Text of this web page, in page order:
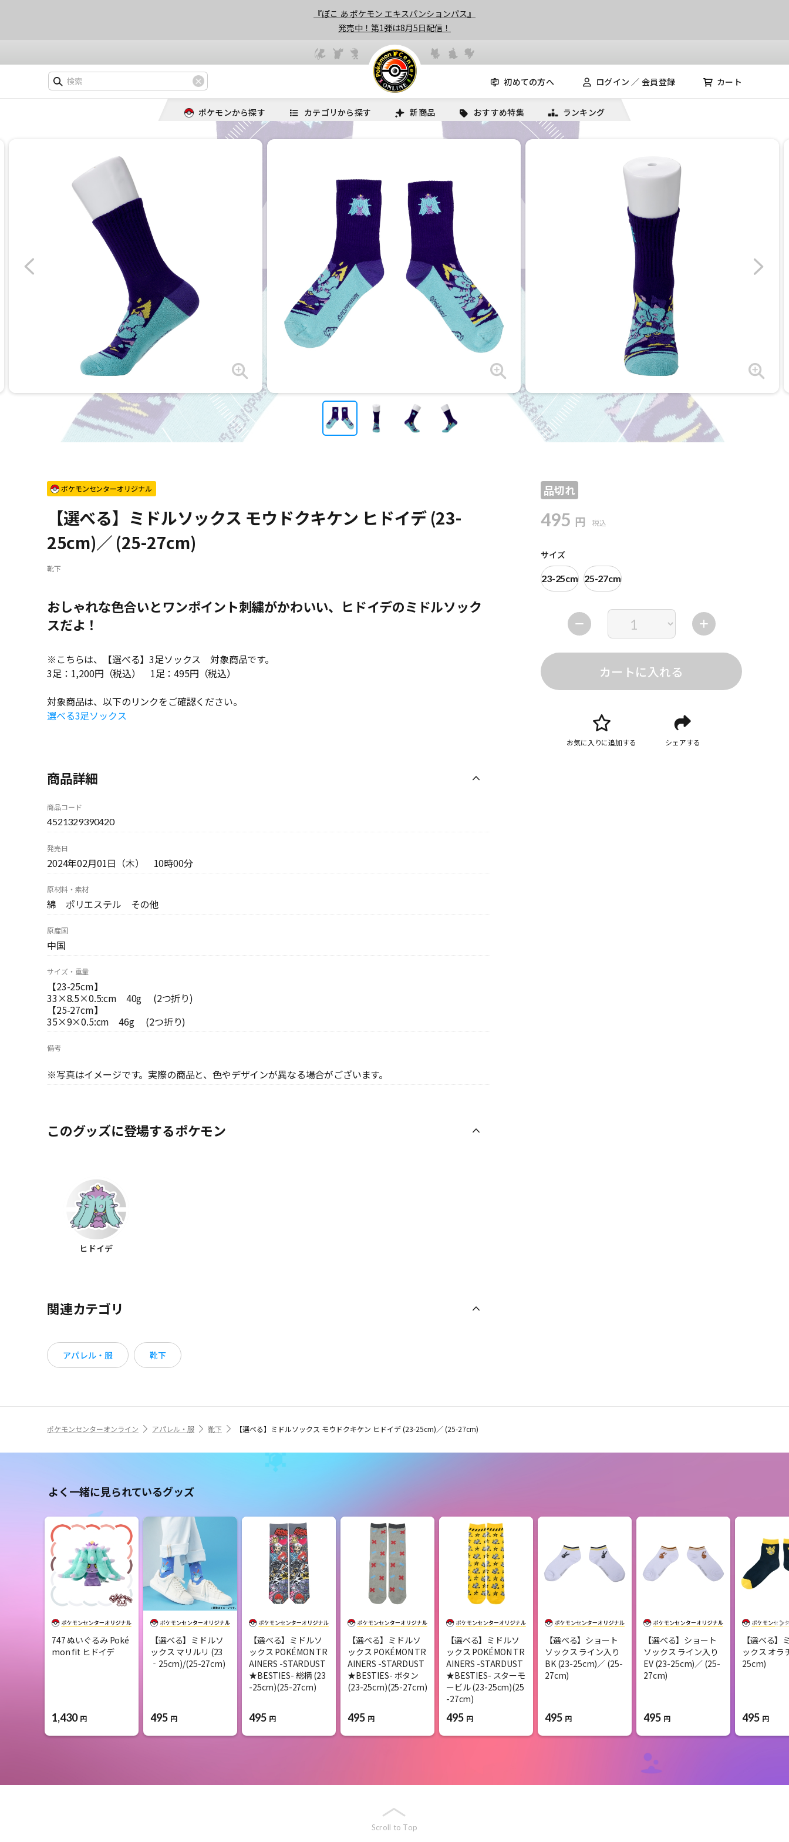
『ぽこ あ ポケモン エキスパンションパス』
発売中！第1弾は8月5日配信！
初めての方へ ログイン ／ 会員登録 カート
ポケモンから探す カテゴリから探す 新商品 おすすめ特集 ランキング
ポケモンセンターオリジナル
【選べる】ミドルソックス モウドクキケン ヒドイデ (23-
25cm)／ (25-27cm)
靴下
品切れ
495 円 税込
サイズ
23-25cm 25-27cm
カートに入れる
お気に入りに追加する シェアする
おしゃれな色合いとワンポイント刺繍がかわいい、ヒドイデのミドルソック
スだよ！
※こちらは、【選べる】3足ソックス 対象商品です。
3足：1,200円（税込） 1足：495円（税込）
対象商品は、以下のリンクをご確認ください。
選べる3足ソックス
商品詳細
商品コード
4521329390420
発売日
2024年02月01日（木） 10時00分
原材料・素材
綿 ポリエステル その他
原産国
中国
サイズ・重量
【23-25cm】
33×8.5×0.5:cm 40g (2つ折り)
【25-27cm】
35×9×0.5:cm 46g (2つ折り)
備考
※写真はイメージです。実際の商品と、色やデザインが異なる場合がございます。
このグッズに登場するポケモン
ヒドイデ
関連カテゴリ
アパレル・服 靴下
ポケモンセンターオンライン アパレル・服 靴下 【選べる】ミドルソックス モウドクキケン ヒドイデ (23-25cm)／ (25-27cm)
よく一緒に見られているグッズ
747 ぬいぐるみ Poké
mon fit ヒドイデ
1,430 円
【選べる】ミドルソ
ックス マリルリ (23
‐25cm)/(25-27cm)
495 円
【選べる】ミドルソ
ックス POKÉMON TR
AINERS -STARDUST
★BESTIES- 総柄 (23
-25cm)(25-27cm)
495 円
【選べる】ミドルソ
ックス POKÉMON TR
AINERS -STARDUST
★BESTIES- ボタン
(23-25cm)(25-27cm)
495 円
【選べる】ミドルソ
ックス POKÉMON TR
AINERS -STARDUST
★BESTIES- スターモ
ービル (23-25cm)(25
-27cm)
495 円
【選べる】ショート
ソックス ライン入り
BK (23-25cm)／ (25-
27cm)
495 円
【選べる】ショート
ソックス ライン入り
EV (23-25cm)／ (25-
27cm)
495 円
【選べる】
ックス オラ
25cm)
495 円
Scroll to Top